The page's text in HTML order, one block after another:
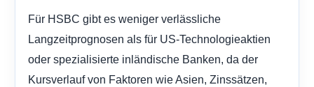
Für HSBC gibt es weniger verlässliche
Langzeitprognosen als für US-Technologieaktien
oder spezialisierte inländische Banken, da der
Kursverlauf von Faktoren wie Asien, Zinssätzen,